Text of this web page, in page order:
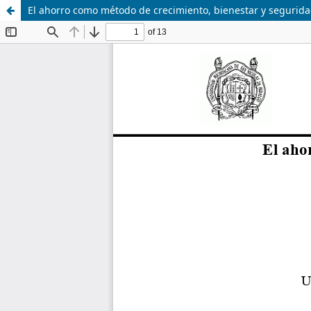
El ahorro como método de crecimiento, bienestar y